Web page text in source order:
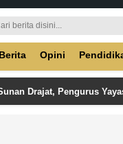
Berita Opini
Drajat, Pengurus